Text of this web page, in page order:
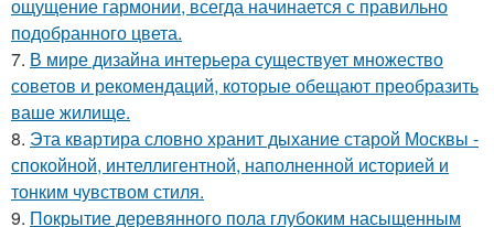
ощущение гармонии, всегда начинается с правильно
подобранного цвета.
7. В мире дизайна интерьера существует множество
советов и рекомендаций, которые обещают преобразить
ваше жилище.
8. Эта квартира словно хранит дыхание старой Москвы -
спокойной, интеллигентной, наполненной историей и
тонким чувством стиля.
9. Покрытие деревянного пола глубоким насыщенным